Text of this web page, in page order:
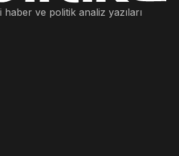
ve politik analiz yazıları